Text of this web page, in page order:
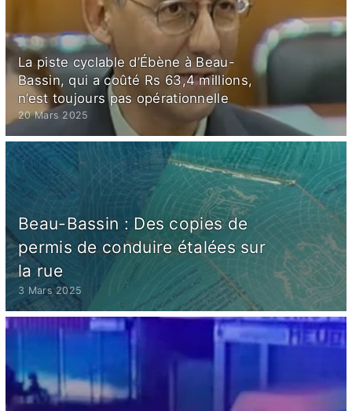
La piste cyclable d’Ébène à Beau-
Bassin, qui a coûté Rs 63,4 millions,
n’est toujours pas opérationnelle
20 Mars 2025
Beau-Bassin : Des copies de
permis de conduire étalées sur
la rue
3 Mars 2025